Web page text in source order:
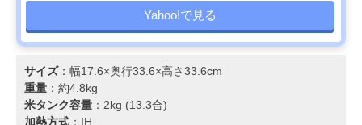
Yahoo!で見る
サイズ：幅17.6×奥行33.6×高さ33.6cm
重量 ：約4.8kg
米タンク容量 ：2kg (13.3合)
加熱方式 ：IH